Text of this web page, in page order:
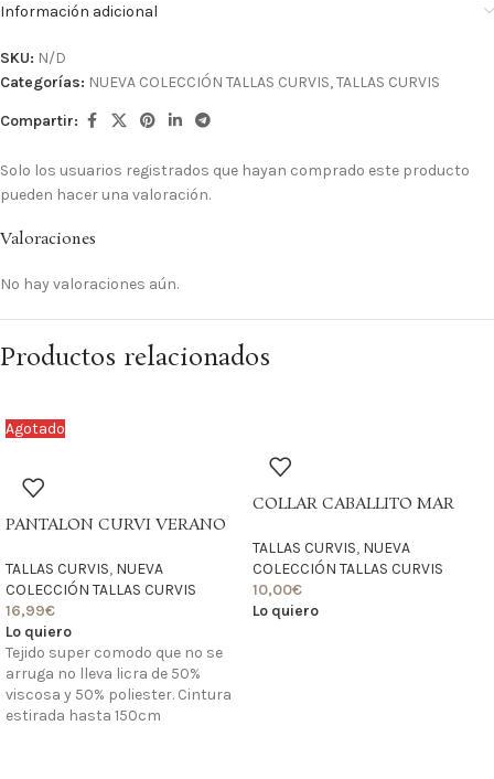
Información adicional
SKU: N/D
Categorías: NUEVA COLECCIÓN TALLAS CURVIS,TALLAS CURVIS
Compartir:
Valoraciones
No hay valoraciones aún.
Solo los usuarios registrados que hayan comprado este producto
pueden hacer una valoración.
Productos relacionados
Agotado
PANTALON CURVI VERANO
TALLAS CURVIS, NUEVA
COLECCIÓN TALLAS CURVIS
16,99€
Lo quiero
Tejido super comodo que no se
arruga no lleva licra de 50%
viscosa y 50% poliester. Cintura
estirada hasta 150cm
COLLAR CABALLITO MAR
TALLAS CURVIS, NUEVA
COLECCIÓN TALLAS CURVIS
10,00€
Lo quiero